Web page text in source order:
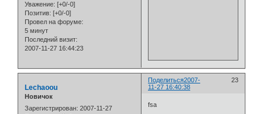
Уважение: [+0/-0]
Позитив: [+0/-0]
Провел на форуме:
5 минут
Последний визит:
2007-11-27 16:44:23
Поделиться 23
2007-
11-27 16:40:38
Lechaoou
Новичок
Зарегистрирован: 2007-11-27
fsa